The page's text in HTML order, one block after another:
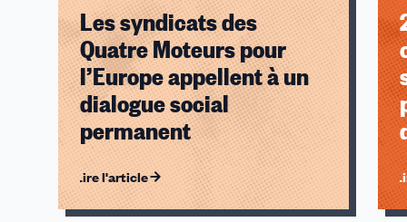
Communiqués de presse
Les syndicats des
Quatre Moteurs pour
l’Europe appellent à un
dialogue social
permanent
Lire l'article